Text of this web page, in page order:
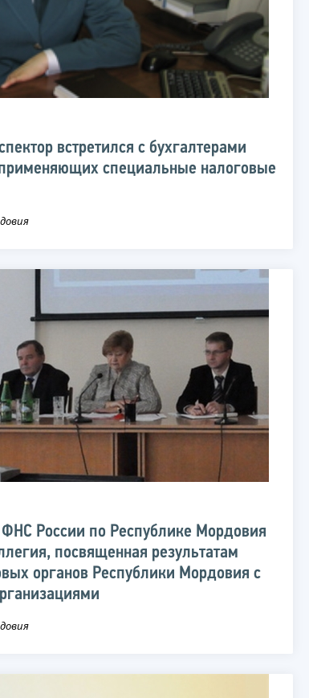
встретился с бухгалтерами
специальные налоговые
России по Республике Мордовия
посвященная результатам
органов Республики Мордовия с